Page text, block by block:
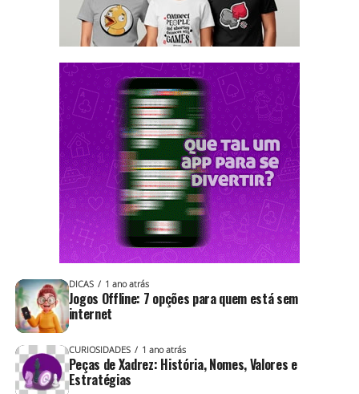
DICAS 1 ano atrás
Jogos Offline: 7 opções para quem está sem
internet
CURIOSIDADES 1 ano atrás
Peças de Xadrez: História, Nomes, Valores e
Estratégias